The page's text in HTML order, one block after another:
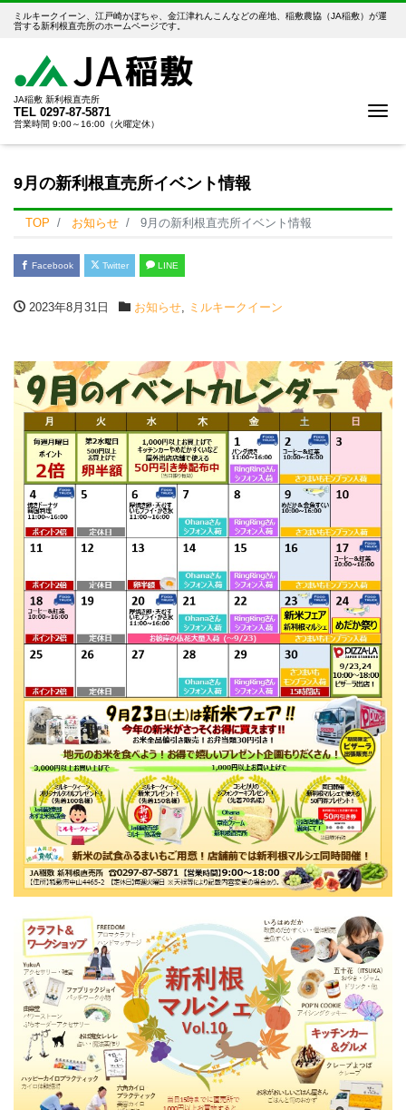
ミルキークイーン、江戸崎かぼちゃ、金江津れんこんなどの産地、稲敷農協（JA稲敷）が運
営する新利根直売所のホームページです。
JA稲敷 新利根直売所
TEL 0297-87-5871
営業時間 9:00～16:00（火曜定休）
9月の新利根直売所イベント情報
TOP お知らせ 9月の新利根直売所イベント情報
Facebook Twitter LINE
2023年8月31日 お知らせ, ミルキークイーン